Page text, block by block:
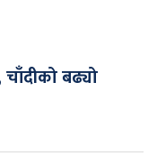
बढ्यो